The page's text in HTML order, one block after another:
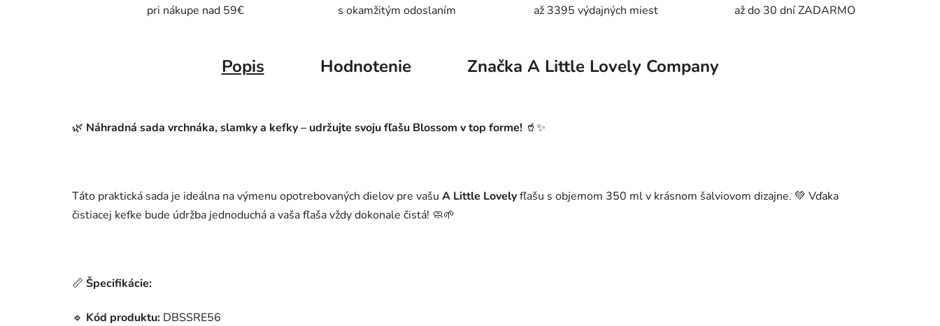
pri nákupe nad 59€ s okamžitým odoslaním až 3395 výdajných miest až do 30 dní ZADARMO
Popis Hodnotenie Značka A Little Lovely Company
🌿 Náhradná sada vrchnáka, slamky a kefky – udržujte svoju fľašu Blossom v top forme! 🥤✨
Táto praktická sada je ideálna na výmenu opotrebovaných dielov pre vašu A Little Lovelyfľašu s objemom 350 ml v krásnom šalviovom dizajne. 💚 Vďaka
čistiacej kefke bude údržba jednoduchá a vaša fľaša vždy dokonale čistá! 🧼🌱
📏 Špecifikácie:
🔹 Kód produktu: DBSSRE56